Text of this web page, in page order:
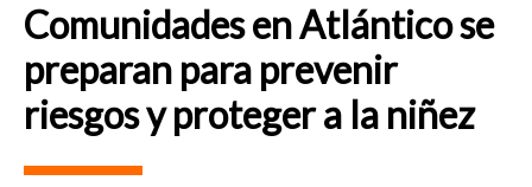
Comunidades en Atlántico se
preparan para prevenir
riesgos y proteger a la niñez